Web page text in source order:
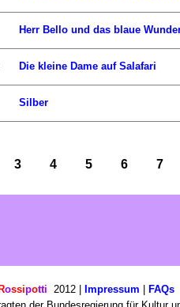
Herr Bello und das blaue
Die kleine Dame auf Salafari
Silber
3 4 5 6 7
ossipotti 2012 | Impressum | FAQs